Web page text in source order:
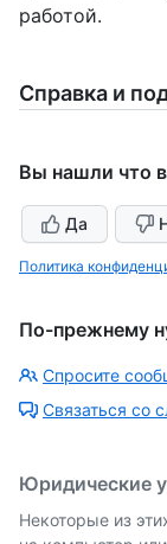
работой.
Справка и
Вы нашли что
Да
Политика
По-прежнему
Спросите
Связаться со
Юридические
Некоторые из